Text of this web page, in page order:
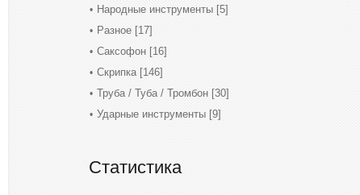
Народные инструменты [5]
Разное [17]
Саксофон [16]
Скрипка [146]
Труба / Туба / Тромбон [30]
Ударные инструменты [9]
Статистика